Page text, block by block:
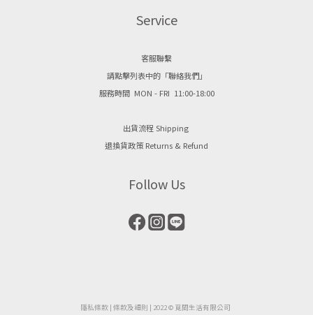
Service
客服聯繫
請點擊列表中的「聯絡我們」
服務時間 MON - FRI 11:00-18:00
出貨流程 Shipping
退換貨政策 Returns & Refund
Follow Us
隱私條款| ​ 條款及細則 | 2022 © 覓間生活有限公司